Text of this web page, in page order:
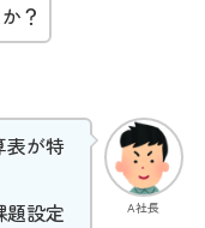
？
A社長
表が特
題設定